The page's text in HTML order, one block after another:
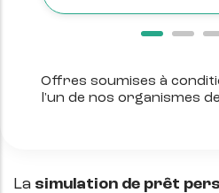
Offres soumises à
l'un de nos organismes
La simulation de prêt